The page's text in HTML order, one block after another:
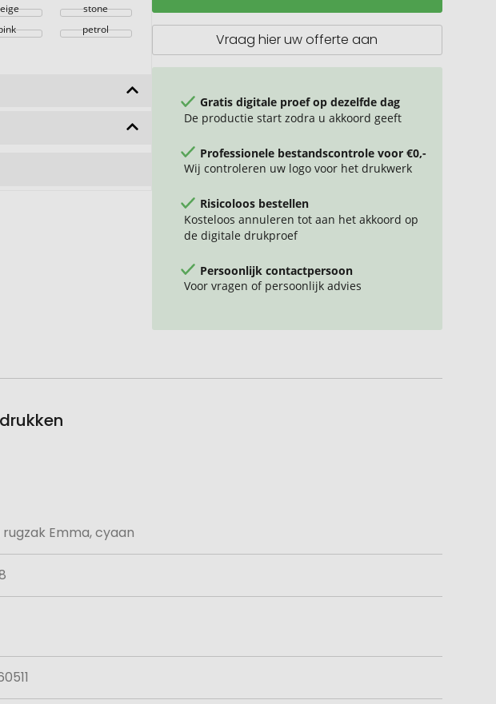
stone
petrol
Vraag hier uw offerte aan
Gratis digitale proef op dezelfde dag
De productie start zodra u akkoord geeft
Professionele bestandscontrole voor €0,-
Wij controleren uw logo voor het drukwerk
Risicoloos bestellen
Kosteloos annuleren tot aan het akkoord op
de digitale drukproef
Persoonlijk contactpersoon
Voor vragen of persoonlijk advies
Emma, cyaan